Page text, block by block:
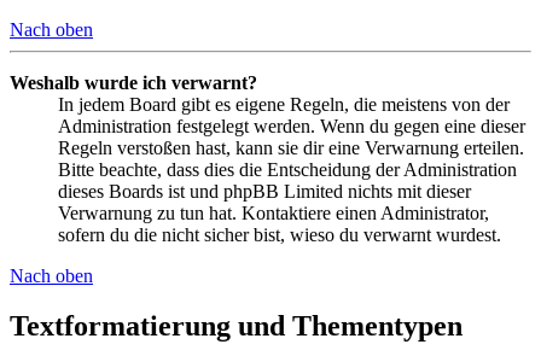
Nach oben
Weshalb wurde ich verwarnt?
In jedem Board gibt es eigene Regeln, die meistens von der
Administration festgelegt werden. Wenn du gegen eine dieser
Regeln verstoßen hast, kann sie dir eine Verwarnung erteilen.
Bitte beachte, dass dies die Entscheidung der Administration
dieses Boards ist und phpBB Limited nichts mit dieser
Verwarnung zu tun hat. Kontaktiere einen Administrator,
sofern du die nicht sicher bist, wieso du verwarnt wurdest.
Nach oben
Textformatierung und Thementypen